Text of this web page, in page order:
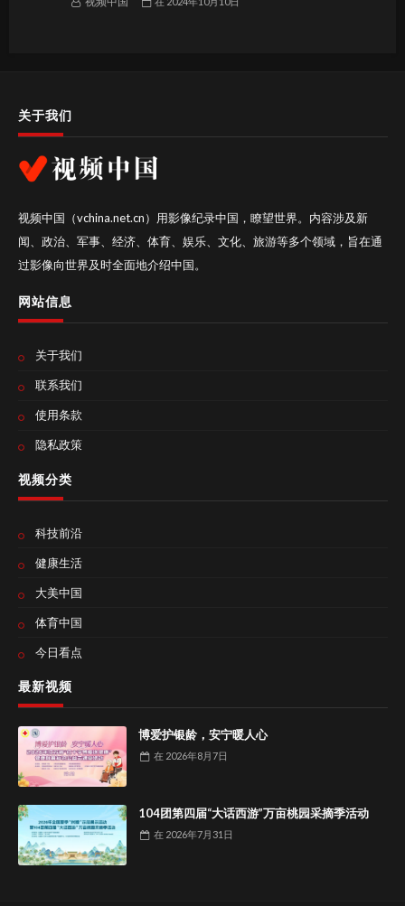
关于我们
视频中国（vchina.net.cn）用影像纪录中国，瞭望世界。内容涉及新
闻、政治、军事、经济、体育、娱乐、文化、旅游等多个领域，旨在通
过影像向世界及时全面地介绍中国。
网站信息
关于我们
联系我们
使用条款
隐私政策
视频分类
科技前沿
健康生活
大美中国
体育中国
今日看点
最新视频
博爱护银龄，安宁暖人心
在 2026年8月7日
104团第四届“大话西游”万亩桃园采摘季活动
在 2026年7月31日